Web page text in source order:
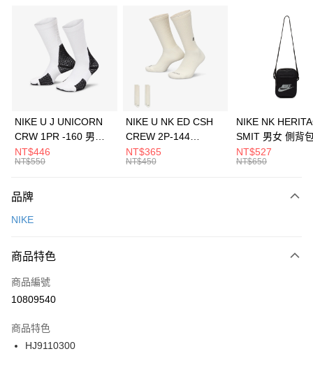
3 期 0 利率 每期 21家銀行
合作金庫商業銀行
第一商業銀行
華南商業銀行
彰化商業銀行
上海商業儲蓄銀行
元大商業銀行
台灣樂天信用卡公司
Apple Pay
全盈+PAY
AFTEE先享後付
【關於「AFTEE先享後付」】
便利好安心！
３．安心：先確認商品／服務後，再付款。
【「AFTEE先享後付」結帳流程】
１．於結帳方式選擇「AFTEE先享後付」後，將跳轉至「AFTEE先享後付」
２．訂單成立數日內，您將收到繳費通知簡訊。
３．收到繳費通知簡訊後14天內，點擊此簡訊中的連結，可透過四大超商／
ATM／網路銀行／等多元方式進行付款，方視為交易完成。
運送方式
每筆NT$100，滿NT$1,500(含以上)免運費
宅配
每筆NT$100，滿NT$1,500(含以上)免運費
NIKE U J UNICORN
CRW 1PR -160 男女
中統襪 FZ3393100
NT$446
NT$550
NIKE U NK ED CSH
CREW 2P-144
EMBRDY 男女 短統襪
FZ3073133
NT$365
NT$450
NIKE NK
SMIT 男女 側背
BA5871010
NT$527
NT$650
品牌
NIKE
商品特色
商品編號
10809540
商品特色
HJ9110300